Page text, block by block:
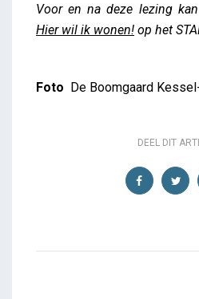
Voor en na deze lezing
Hier wil ik wonen! op het
Foto De Boomgaard
DEEL DIT